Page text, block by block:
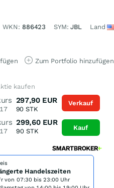
WKN: 886423 SYM:JBL Land
Zum Portfolio hinzufügen
kaufen
297,90 EUR
90 STK
299,60 EUR
90 STK
Verkauf
Kauf
Handelszeiten
von 07:30 bis 23:00 Uhr